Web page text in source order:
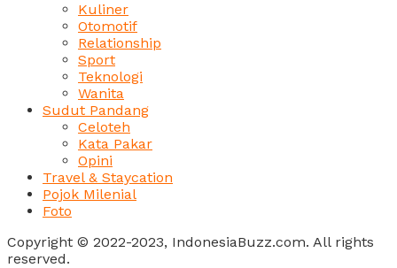
Kuliner
Otomotif
Relationship
Sport
Teknologi
Wanita
Sudut Pandang
Celoteh
Kata Pakar
Opini
Travel & Staycation
Pojok Milenial
Foto
Copyright © 2022-2023, IndonesiaBuzz.com. All rights
reserved.